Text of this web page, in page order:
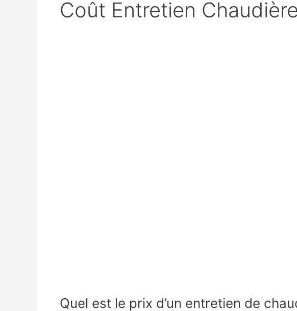
Coût Entretien Chaudière
Quel est le prix d’un entretien de